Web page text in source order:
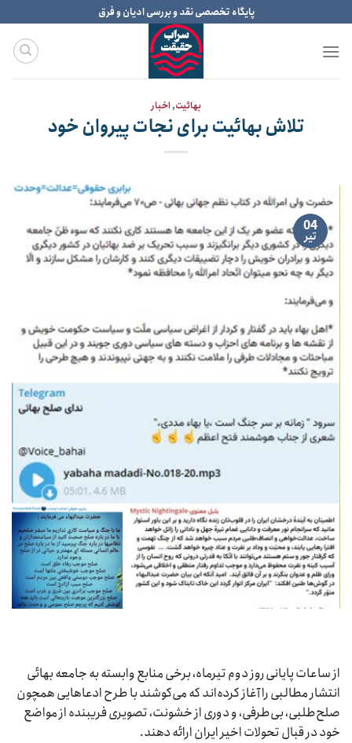
to
content
پایگاه تخصصی نقد و بررسی ادیان و فرق
بهائیت,اخبار
تلاش بهائیت برای نجات پیروان خود
04
تیر
از ساعات پایانی روز دوم تیرماه، برخی منابع وابسته به جامعه بهائی
انتشار مطالبی را آغاز کرده‌اند که می‌کوشند با طرح ادعاهایی همچون
صلح‌طلبی، بی‌طرفی، و دوری از خشونت، تصویری فریبنده از مواضع
خود در قبال تحولات اخیر ایران ارائه دهند.